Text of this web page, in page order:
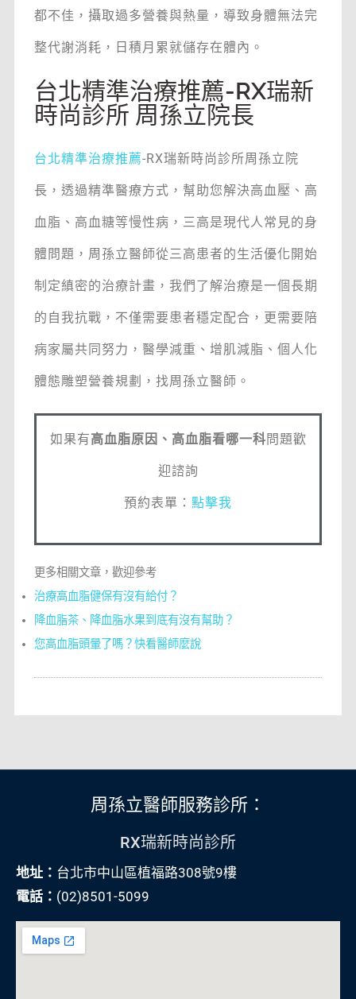
都不佳，攝取過多營養與熱量，導致身體無法完
整代謝消耗，日積月累就儲存在體內。
台北精準治療推薦-RX瑞新
時尚診所 周孫立院長
台北精準治療推薦-RX瑞新時尚診所周孫立院
長，透過精準醫療方式，幫助您解決高血壓、高
血脂、高血糖等慢性病，三高是現代人常見的身
體問題，周孫立醫師從三高患者的生活優化開始
制定縝密的治療計畫，我們了解治療是一個長期
的自我抗戰，不僅需要患者穩定配合，更需要陪
病家屬共同努力，醫學減重、增肌減脂、個人化
體態雕塑營養規劃，找周孫立醫師。
如果有高血脂原因、高血脂看哪一科問題歡
迎諮詢
預約表單： 點擊我
更多相關文章，歡迎參考
治療高血脂健保有沒有給付？
降血脂茶、降血脂水果到底有沒有幫助？
您高血脂頭暈了嗎？快看醫師麼說
周孫立醫師服務診所：
RX瑞新時尚診所
地址： 台北市中山區植福路308號9樓
電話： (02)8501-5099